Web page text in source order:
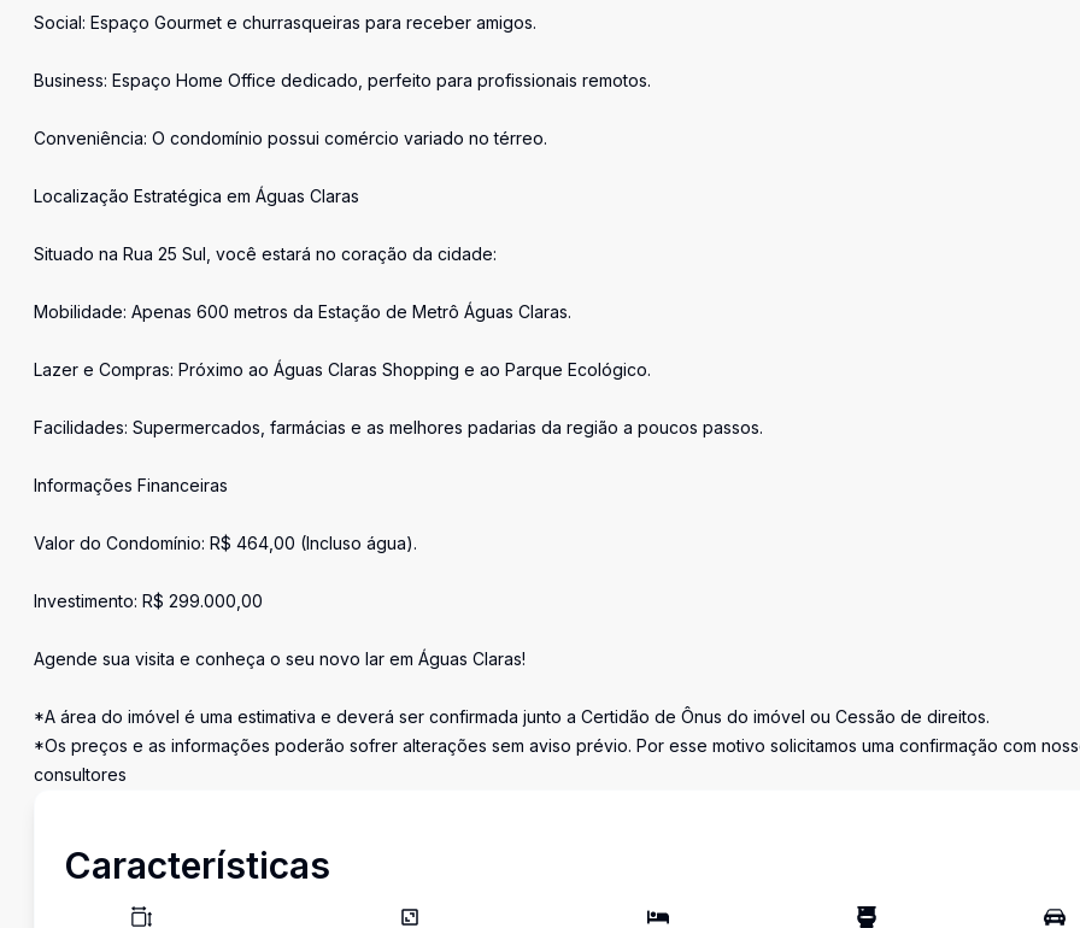
Social: Espaço Gourmet e churrasqueiras para receber amigos.
Business: Espaço Home Office dedicado, perfeito para profissionais remotos.
Conveniência: O condomínio possui comércio variado no térreo.
Localização Estratégica em Águas Claras
Situado na Rua 25 Sul, você estará no coração da cidade:
Mobilidade: Apenas 600 metros da Estação de Metrô Águas Claras.
Lazer e Compras: Próximo ao Águas Claras Shopping e ao Parque Ecológico.
Facilidades: Supermercados, farmácias e as melhores padarias da região a poucos passos.
Informações Financeiras
Valor do Condomínio: R$ 464,00 (Incluso água).
Investimento: R$ 299.000,00
Agende sua visita e conheça o seu novo lar em Águas Claras!
*A área do imóvel é uma estimativa e deverá ser confirmada junto a Certidão de Ônus do imóvel ou Cessão de direitos.
*Os preços e as informações poderão sofrer alterações sem aviso prévio. Por esse motivo solicitamos uma confirmação com
consultores
Características